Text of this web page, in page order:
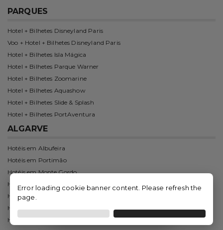
Ordenar Filtrar
PARQUES
Hotel + Bilhetes Disneyland Paris
Voo + Hotel + Bilhetes Disneyland Paris
Hotel + Bilhetes Isla Mágica
Hotel + Bilhetes Parque Warner
Hotel + Bilhetes Zoomarine
Hotel + Bilhetes Aquashow
Hotel + Bilhetes Slide & Splash
Hotel + Bilhetes PortAventura
ALGARVE
Hotéis em Albufeira
Hotéis em Portimão
Hotéis em Monte Gordo
Hotéis em Alvor
Hotéis em Vilamoura
Hotéis em Tavira
Hotéis em Armação de Pêra
Error loading cookie banner content. Please refresh the
page.